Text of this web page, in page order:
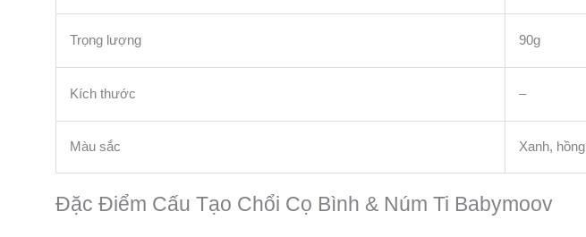
Trọng lượng 90g
Kích thước –
Màu sắc Xanh, hồng
Đặc Điểm Cấu Tạo Chổi Cọ Bình & Núm Ti Babymoov